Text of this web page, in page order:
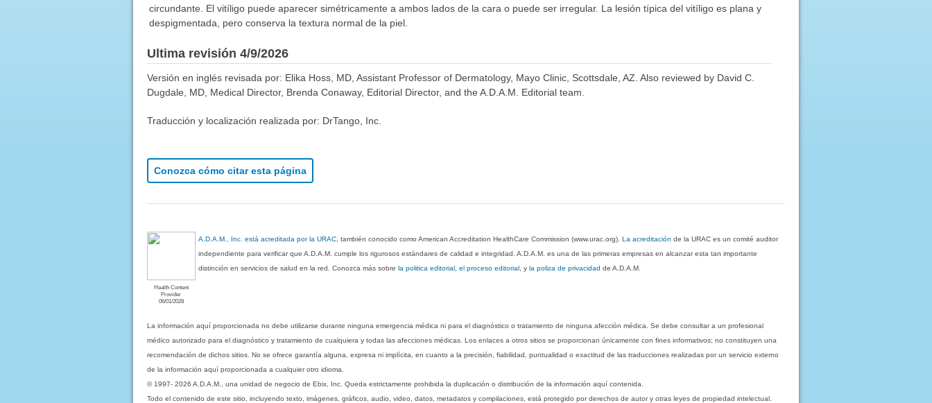
circundante. El vitíligo puede aparecer simétricamente a ambos lados de la cara o puede ser irregular. La lesión típica del vitíligo es plana y
despigmentada, pero conserva la textura normal de la piel.
Ultima revisión 4/9/2026
Versión en inglés revisada por: Elika Hoss, MD, Assistant Professor of Dermatology, Mayo Clinic, Scottsdale, AZ. Also reviewed by David C.
Dugdale, MD, Medical Director, Brenda Conaway, Editorial Director, and the A.D.A.M. Editorial team.
Traducción y localización realizada por: DrTango, Inc.
Conozca cómo citar esta página
Health Content
Provider
06/01/2028
A.D.A.M., Inc. está acreditada por la URAC , también conocido como American Accreditation HealthCare Commission (www.urac.org).La acreditación de la URAC es un comité auditor
independiente para verificar que A.D.A.M. cumple los rigurosos estándares de calidad e integridad. A.D.A.M. es una de las primeras empresas en alcanzar esta tan importante
distinción en servicios de salud en la red. Conozca más sobrela politica editorial, el proceso editorial , yla poliza de privacidad de A.D.A.M.
La información aquí proporcionada no debe utilizarse durante ninguna emergencia médica ni para el diagnóstico o tratamiento de ninguna afección médica. Se debe consultar a un profesional
médico autorizado para el diagnóstico y tratamiento de cualquiera y todas las afecciones médicas. Los enlaces a otros sitios se proporcionan únicamente con fines informativos; no constituyen una
recomendación de dichos sitios. No se ofrece garantía alguna, expresa ni implícita, en cuanto a la precisión, fiabilidad, puntualidad o exactitud de las traducciones realizadas por un servicio externo
de la información aquí proporcionada a cualquier otro idioma.
© 1997- 2026 A.D.A.M., una unidad de negocio de Ebix, Inc. Queda estrictamente prohibida la duplicación o distribución de la información aquí contenida.
Todo el contenido de este sitio, incluyendo texto, imágenes, gráficos, audio, video, datos, metadatos y compilaciones, está protegido por derechos de autor y otras leyes de propiedad intelectual.